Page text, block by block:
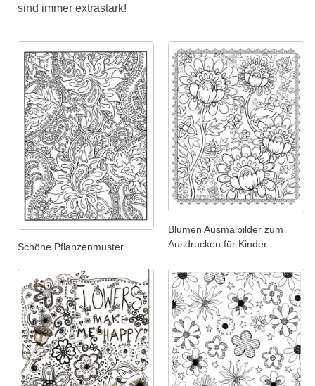
sind immer extrastark!
Schöne Pflanzenmuster
Blumen Ausmalbilder zum
Ausdrucken für Kinder